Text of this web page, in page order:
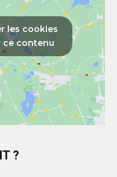
les cookies
ce contenu
?